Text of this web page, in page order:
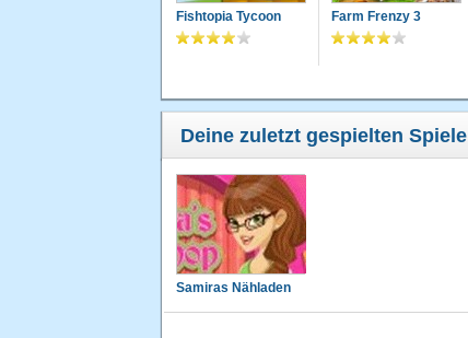
Fishtopia Tycoon Farm Frenzy 3
Deine zuletzt gespielten Spiele
Samiras Nähladen